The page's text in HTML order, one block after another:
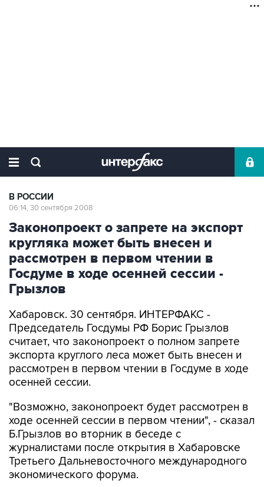
В РОССИИ
06:14, 30 сентября 2008
Законопроект о запрете на экспорт
кругляка может быть внесен и
рассмотрен в первом чтении в
Госдуме в ходе осенней сессии -
Грызлов
Хабаровск. 30 сентября. ИНТЕРФАКС -
Председатель Госдумы РФ Борис Грызлов
считает, что законопроект о полном запрете
экспорта круглого леса может быть внесен и
рассмотрен в первом чтении в Госдуме в ходе
осенней сессии.
"Возможно, законопроект будет рассмотрен в
ходе осенней сессии в первом чтении", - сказал
Б.Грызлов во вторник в беседе с
журналистами после открытия в Хабаровске
Третьего Дальневосточного международного
экономического форума.